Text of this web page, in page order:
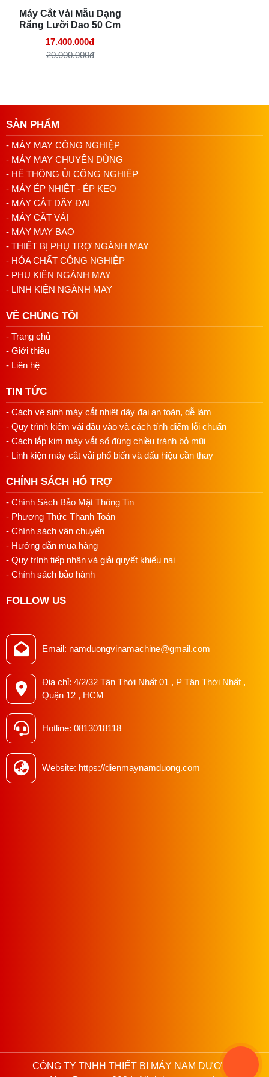
dao tròn
Bước 1: Chuẩn bị công cụ và vật liệu
Đặt tấm lót cao su lên mặt bàn làm việc. Tấm lót này
sẽ giúp bảo vệ mặt bàn và lưỡi dao của bạn.
Chọn mẫu vải hoặc giấy mà bạn muốn cắt.
Bước 2: Cắt mẫu
Đặt mẫu vải hoặc giấy lên tấm lót cao su.
Lấy Dao Cắt Mẫu Vải Dạng Tròn và đặt nó lên mẫu
vải hoặc giấy.
Ứng dụng lực xuống và xoay dao cắt theo hướng
toàn bộ mẫu vải hoặc giấy.
Bước 3: Kiểm tra mẫu đã cắt
cho đến khi bạn hài lòng với kết quả.
Đảm bảo rằng mẫu cắt có hình tròn chuẩn với kích
thước 10 cm².
Bước 4: Bảo dưỡng dao cắt
Khi không sử dụng, hãy khóa lưỡi dao để đảm bảo an
Kiểm tra lưỡi dao thường xuyên và thay thế khi cần
thiết.
Bảo quản Dao Cắt Mẫu Vải Dạng Tròn ở nơi khô ráo,
tránh xa tầm tay trẻ em.
Luôn nhớ rằng an toàn là ưu tiên hàng đầu khi sử dụng bất
kỳ công cụ cắt nào. Chúc bạn thành công với việc sử dụng
Dao Cắt Mẫu Vải Dạng Tròn!
======>>Xem thêm:
Tại Sao Nên Mua Máy Cắt Vải Mẫu Tại
Công Ty Thiết Bị May Nam Dương ?
4. Giá Cả Cạnh Tranh:
Chúng tôi cam kết mang đến mức
giá tốt nhất, giúp bạn tiết kiệm tối đa chi phí mà vẫn sở hữu
Máy Cắt Vải Mẫu Dạng
Răng Lưỡi Dao 50 Cm
17.400.000đ
20.000.000đ
SẢN PHẨM
- MÁY MAY CÔNG NGHIỆP
- MÁY MAY CHUYÊN DÙNG
- HỆ THỐNG ỦI CÔNG NGHIỆP
- MÁY ÉP NHIỆT - ÉP KEO
- MÁY CẮT DÂY ĐAI
- MÁY CẮT VẢI
- MÁY MAY BAO
- THIẾT BỊ PHỤ TRỢ NGÀNH MAY
- HÓA CHẤT CÔNG NGHIỆP
- PHỤ KIỆN NGÀNH MAY
- LINH KIỆN NGÀNH MAY
VỀ CHÚNG TÔI
- Trang chủ
- Giới thiệu
- Liên hệ
TIN TỨC
- Cách vệ sinh máy cắt nhiệt dây đai an toàn, dễ làm
- Quy trình kiểm vải đầu vào và cách tính điểm lỗi chuẩn
- Cách lắp kim máy vắt sổ đúng chiều tránh bỏ mũi
- Linh kiện máy cắt vải phổ biến và dấu hiệu cần thay
CHÍNH SÁCH HỖ TRỢ
- Chính Sách Bảo Mật Thông Tin
- Phương Thức Thanh Toán
- Chính sách vận chuyển
- Hướng dẫn mua hàng
- Quy trình tiếp nhận và giải quyết khiếu nại
- Chính sách bảo hành
FOLLOW US
Email: namduongvinamachine@gmail.com
Địa chỉ: 4/2/32 Tân Thới Nhất 01 , P Tân Thới Nhất ,
Quận 12 , HCM
Hotline: 0813018118
Website: https://dienmaynamduong.com
CÔNG TY TNHH THIẾT BỊ MÁY NAM DƯƠNG